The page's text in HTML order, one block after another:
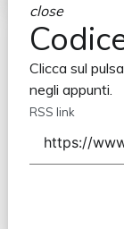
close
Clicca sul
negli appunti.
RSS link